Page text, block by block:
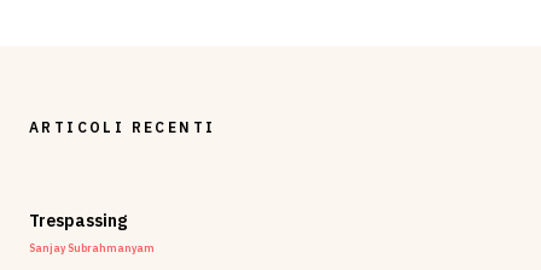
ARTICOLI RECENTI
Trespassing
Sanjay Subrahmanyam